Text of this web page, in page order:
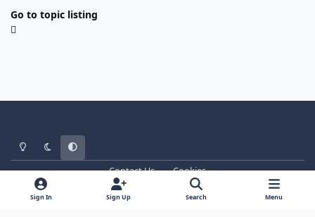
Go to topic listing
Light ModeDark ModeSystem Preference
Contact Us
Cookies
WT - http://www.ebattle.net
Powered byInvision Community
Sign In Sign Up Search Menu